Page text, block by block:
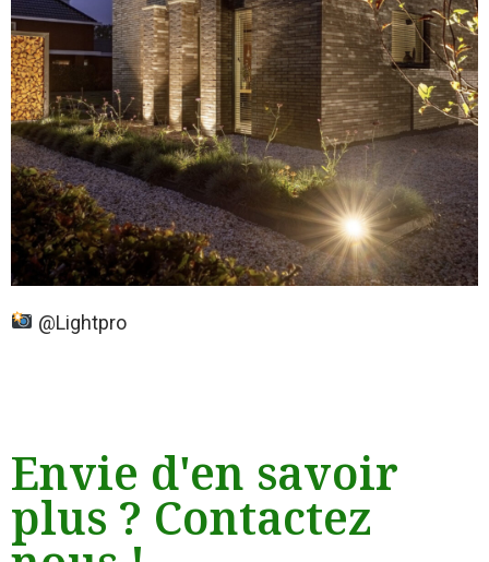
@Lightpro
Envie d'en savoir
plus ? Contactez